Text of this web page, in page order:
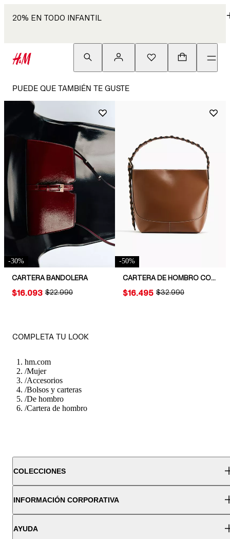
20% EN TODO INFANTIL
PUEDE QUE TAMBIÉN TE GUSTE
-30%
CARTERA BANDOLERA
ORIGINAL PRICE:
$22.990
PRICE:
$16.093
-50%
CARTERA DE HOMBRO CON CORREA TRENZADA
ORIGINAL PRICE:
$32.990
PRICE:
$16.495
COMPLETA TU LOOK
hm.com
/Mujer
/Accesorios
/Bolsos y carteras
/De hombro
/Cartera de hombro
COLECCIONES
INFORMACIÓN CORPORATIVA
AYUDA